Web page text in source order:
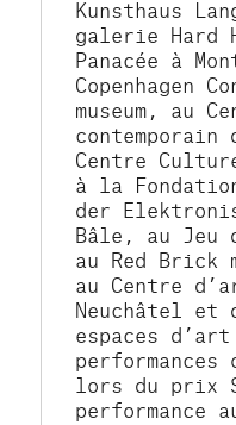
Kunsthaus
galerie Hard
Panacée à
Copenhagen
museum, au
contemporain
Centre
à la
der
Bâle, au Jeu
au Red Brick
au Centre
Neuchâtel et
espaces
performances
lors du prix
performance